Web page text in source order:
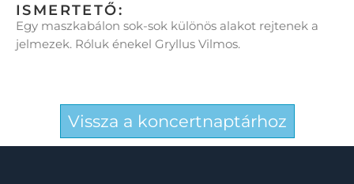
ISMERTETŐ:
Egy maszkabálon sok-sok különös alakot rejtenek a
jelmezek. Róluk énekel Gryllus Vilmos.
Vissza a koncertnaptárhoz